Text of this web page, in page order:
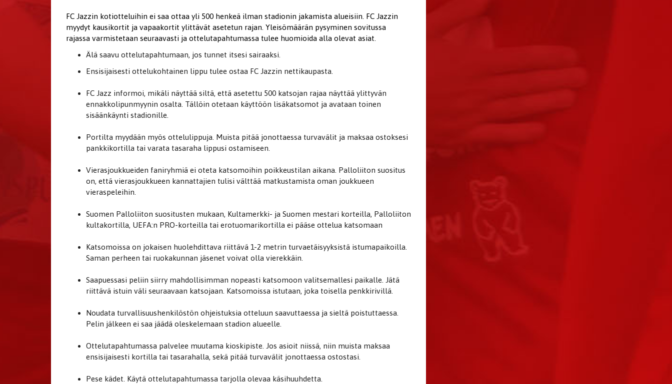
FC Jazzin kotiotteluihin ei saa ottaa yli 500 henkeä ilman stadionin jakamista alueisiin. FC Jazzin
myydyt kausikortit ja vapaakortit ylittävät asetetun rajan. Yleisömäärän pysyminen sovitussa
rajassa varmistetaan seuraavasti ja ottelutapahtumassa tulee huomioida alla olevat asiat.
Älä saavu ottelutapahtumaan, jos tunnet itsesi sairaaksi.
Ensisijaisesti ottelukohtainen lippu tulee ostaa FC Jazzin nettikaupasta.
FC Jazz informoi, mikäli näyttää siltä, että asetettu 500 katsojan rajaa näyttää ylittyvän
ennakkolipunmyynin osalta. Tällöin otetaan käyttöön lisäkatsomot ja avataan toinen
sisäänkäynti stadionille.
Portilta myydään myös ottelulippuja. Muista pitää jonottaessa turvavälit ja maksaa ostoksesi
pankkikortilla tai varata tasaraha lippusi ostamiseen.
Vierasjoukkueiden faniryhmiä ei oteta katsomoihin poikkeustilan aikana. Palloliiton suositus
on, että vierasjoukkueen kannattajien tulisi välttää matkustamista oman joukkueen
vieraspeleihin.
Suomen Palloliiton suositusten mukaan, Kultamerkki- ja Suomen mestari korteilla, Palloliiton
kultakortilla, UEFA:n PRO-korteilla tai erotuomarikortilla ei pääse ottelua katsomaan
Katsomoissa on jokaisen huolehdittava riittävä 1-2 metrin turvaetäisyyksistä istumapaikoilla.
Saman perheen tai ruokakunnan jäsenet voivat olla vierekkäin.
Saapuessasi peliin siirry mahdollisimman nopeasti katsomoon valitsemallesi paikalle. Jätä
riittävä istuin väli seuraavaan katsojaan. Katsomoissa istutaan, joka toisella penkkirivillä.
Noudata turvallisuushenkilöstön ohjeistuksia otteluun saavuttaessa ja sieltä poistuttaessa.
Pelin jälkeen ei saa jäädä oleskelemaan stadion alueelle.
Ottelutapahtumassa palvelee muutama kioskipiste. Jos asioit niissä, niin muista maksaa
ensisijaisesti kortilla tai tasarahalla, sekä pitää turvavälit jonottaessa ostostasi.
Pese kädet. Käytä ottelutapahtumassa tarjolla olevaa käsihuuhdetta.